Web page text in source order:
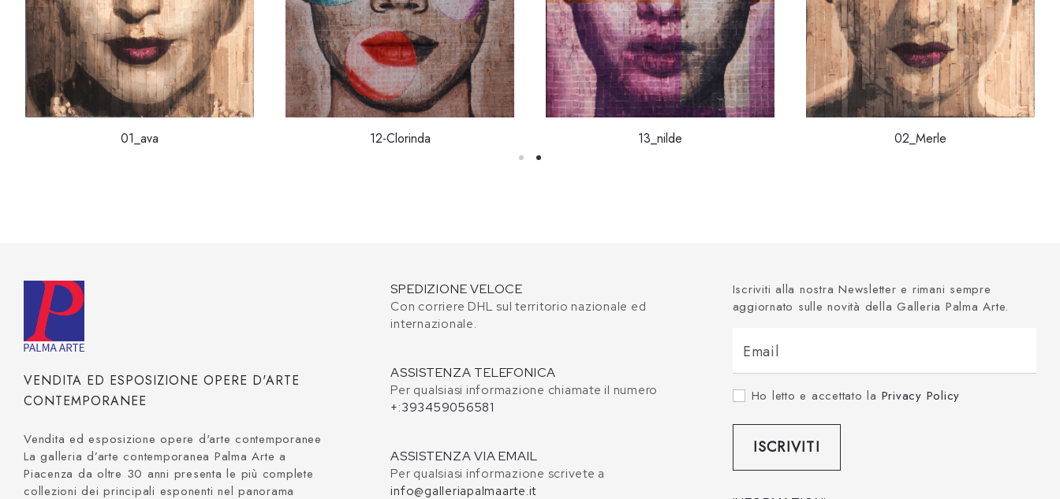
01_ava 12-Clorinda 13_nilde 02_Merle
VENDITA ED ESPOSIZIONE OPERE D'ARTE
CONTEMPORANEE
Vendita ed esposizione opere d'arte contemporanee
La galleria d’arte contemporanea Palma Arte a
Piacenza da oltre 30 anni presenta le più complete
collezioni dei principali esponenti nel panorama
SPEDIZIONE VELOCE
Con corriere DHL sul territorio nazionale ed
internazionale.
ASSISTENZA TELEFONICA
Per qualsiasi informazione chiamate il numero
+:393459056581
ASSISTENZA VIA EMAIL
Per qualsiasi informazione scrivete a
info@galleriapalmaarte.it
Iscriviti alla nostra Newsletter e rimani sempre
aggiornato sulle novità della Galleria Palma Arte.
Email
Ho letto e accettato la Privacy Policy
ISCRIVITI